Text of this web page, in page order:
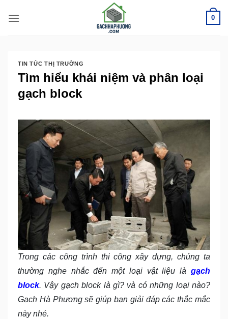
qua
nội
0
TIN TỨC THỊ TRƯỜNG
Tìm hiểu khái niệm và phân loại
gạch block
Trong các công trình thi công xây dựng, chúng ta
thường nghe nhắc đến một loại vật liệu là gạch
block. Vậy gạch block là gì? và có những loại nào?
Gạch Hà Phương sẽ giúp bạn giải đáp các thắc mắc
này nhé.